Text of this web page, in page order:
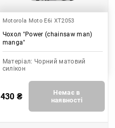
Motorola Moto E6i XT2053
Чохол "Power (chainsaw man)
manga"
Матеріал: Чорний матовий
силікон
430 ₴
Немає в
наявності